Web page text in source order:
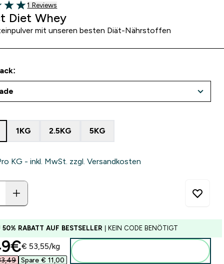
stars
1 customer reviews
1 Reviews
Diet Whey
mit unseren besten Diät-Nährstoffen
1KG 2.5KG 5KG
KG - inkl. MwSt. zzgl. Versandkosten
50% RABATT AUF BESTSELLER | KEIN CODE BENÖTIGT
price
€ 53,55‎/kg
Spare € 11,00‎